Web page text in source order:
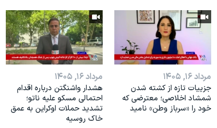
مرداد ۱۶, ۱۴۰۵
جزییات تازه از کشته شدن
شمشاد اخلاصی؛ معترضی که
خود را «سرباز وطن» نامید
مرداد ۱۶, ۱۴۰۵
هشدار واشنگتن درباره اقدام
احتمالی مسکو علیه ناتو؛
تشدید حملات اوکراین به عمق
خاک روسیه